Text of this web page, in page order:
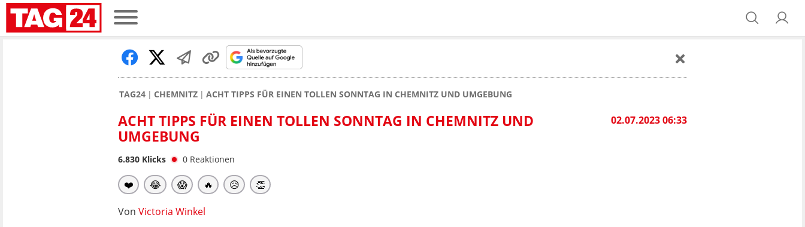
TAG24 CHEMNITZ ACHT TIPPS FÜR EINEN TOLLEN SONNTAG IN CHEMNITZ UND UMGEBUNG
02.07.2023 06:33
ACHT TIPPS FÜR EINEN TOLLEN SONNTAG IN CHEMNITZ UND
UMGEBUNG
6.830 Klicks 0 Reaktionen
❤️ 😂 😱 🔥 😥 👏
Von Victoria Winkel